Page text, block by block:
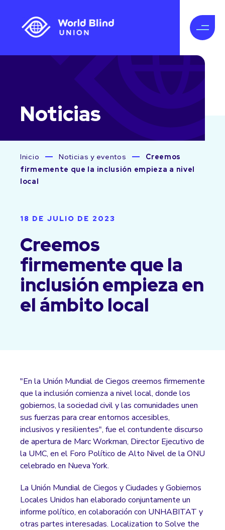
Noticias
Inicio Noticias y eventos
Creemos
firmemente que la inclusión empieza a nivel
local
18 DE JULIO DE 2023
Creemos
firmemente que la
inclusión empieza en
el ámbito local
"En la Unión Mundial de Ciegos creemos firmemente
que la inclusión comienza a nivel local, donde los
gobiernos, la sociedad civil y las comunidades unen
sus fuerzas para crear entornos accesibles,
inclusivos y resilientes", fue el contundente discurso
de apertura de Marc Workman, Director Ejecutivo de
la UMC, en el Foro Político de Alto Nivel de la ONU
celebrado en Nueva York.
La Unión Mundial de Ciegos y Ciudades y Gobiernos
Locales Unidos han elaborado conjuntamente un
informe político, en colaboración con UNHABITAT y
otras partes interesadas. Localization to Solve the